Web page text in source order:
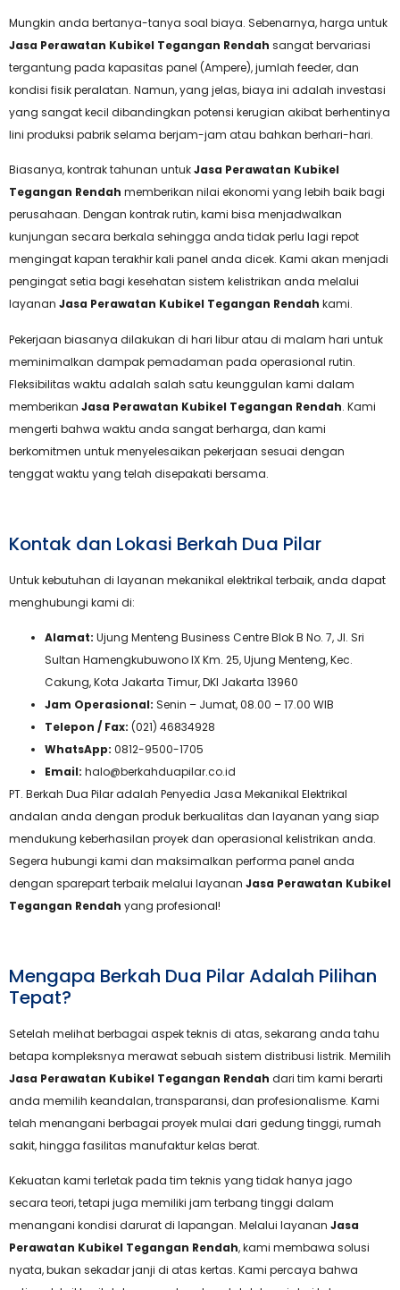
Mungkin anda bertanya-tanya soal biaya. Sebenarnya, harga untuk
Jasa Perawatan Kubikel Tegangan Rendah sangat bervariasi
tergantung pada kapasitas panel (Ampere), jumlah feeder, dan
kondisi fisik peralatan. Namun, yang jelas, biaya ini adalah investasi
yang sangat kecil dibandingkan potensi kerugian akibat berhentinya
lini produksi pabrik selama berjam-jam atau bahkan berhari-hari.
Biasanya, kontrak tahunan untukJasa Perawatan Kubikel
Tegangan Rendah memberikan nilai ekonomi yang lebih baik bagi
perusahaan. Dengan kontrak rutin, kami bisa menjadwalkan
kunjungan secara berkala sehingga anda tidak perlu lagi repot
mengingat kapan terakhir kali panel anda dicek. Kami akan menjadi
pengingat setia bagi kesehatan sistem kelistrikan anda melalui
layanan Jasa Perawatan Kubikel Tegangan Rendah kami.
Pekerjaan biasanya dilakukan di hari libur atau di malam hari untuk
meminimalkan dampak pemadaman pada operasional rutin.
Fleksibilitas waktu adalah salah satu keunggulan kami dalam
memberikan Jasa Perawatan Kubikel Tegangan Rendah. Kami
mengerti bahwa waktu anda sangat berharga, dan kami
berkomitmen untuk menyelesaikan pekerjaan sesuai dengan
tenggat waktu yang telah disepakati bersama.
Kontak dan Lokasi Berkah Dua Pilar
Untuk kebutuhan di layanan mekanikal elektrikal terbaik, anda dapat
menghubungi kami di:
Alamat: Ujung Menteng Business Centre Blok B No. 7, Jl. Sri
Sultan Hamengkubuwono IX Km. 25, Ujung Menteng, Kec.
Cakung, Kota Jakarta Timur, DKI Jakarta 13960
Jam Operasional: Senin – Jumat, 08.00 – 17.00 WIB
Telepon / Fax: (021) 46834928
WhatsApp: 0812-9500-1705
Email: halo@berkahduapilar.co.id
PT. Berkah Dua Pilar adalah Penyedia Jasa Mekanikal Elektrikal
andalan anda dengan produk berkualitas dan layanan yang siap
mendukung keberhasilan proyek dan operasional kelistrikan anda.
Segera hubungi kami dan maksimalkan performa panel anda
dengan sparepart terbaik melalui layanan Jasa Perawatan Kubikel
Tegangan Rendah yang profesional!
Mengapa Berkah Dua Pilar Adalah Pilihan
Tepat?
Setelah melihat berbagai aspek teknis di atas, sekarang anda tahu
betapa kompleksnya merawat sebuah sistem distribusi listrik. Memilih
Jasa Perawatan Kubikel Tegangan Rendah dari tim kami berarti
anda memilih keandalan, transparansi, dan profesionalisme. Kami
telah menangani berbagai proyek mulai dari gedung tinggi, rumah
sakit, hingga fasilitas manufaktur kelas berat.
Kekuatan kami terletak pada tim teknis yang tidak hanya jago
secara teori, tetapi juga memiliki jam terbang tinggi dalam
menangani kondisi darurat di lapangan. Melalui layanan Jasa
Perawatan Kubikel Tegangan Rendah, kami membawa solusi
nyata, bukan sekadar janji di atas kertas. Kami percaya bahwa